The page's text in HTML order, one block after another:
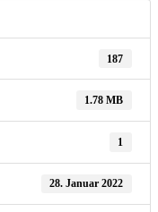
187
1.78 MB
1
28. Januar 2022